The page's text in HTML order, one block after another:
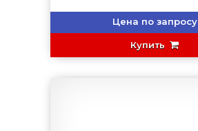
Цена по запросу
Купить